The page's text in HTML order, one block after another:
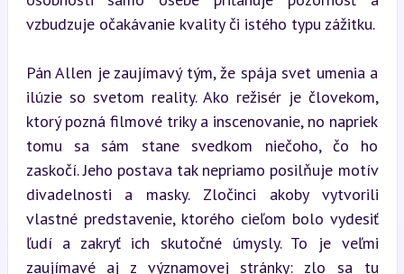
vzbudzuje očakávanie kvality či istého typu zážitku.
Pán Allen je zaujímavý tým, že spája svet umenia a
ilúzie so svetom reality. Ako režisér je človekom,
ktorý pozná filmové triky a inscenovanie, no napriek
tomu sa sám stane svedkom niečoho, čo ho
zaskočí. Jeho postava tak nepriamo posilňuje motív
divadelnosti a masky. Zločinci akoby vytvorili
vlastné predstavenie, ktorého cieľom bolo vydesiť
ľudí a zakryť ich skutočné úmysly. To je veľmi
zaujímavé aj z významovej stránky: zlo sa tu